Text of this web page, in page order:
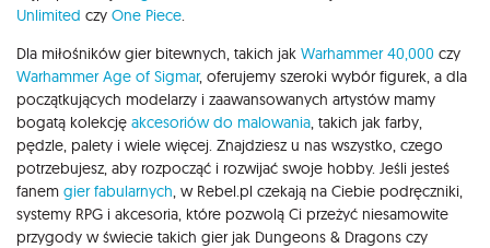
Unlimited czy One Piece.
Dla miłośników gier bitewnych, takich jak Warhammer 40,000 czy
Warhammer Age of Sigmar, oferujemy szeroki wybór figurek, a dla
początkujących modelarzy i zaawansowanych artystów mamy
bogatą kolekcję akcesoriów do malowania, takich jak farby,
pędzle, palety i wiele więcej. Znajdziesz u nas wszystko, czego
potrzebujesz, aby rozpocząć i rozwijać swoje hobby. Jeśli jesteś
fanem gier fabularnych, w Rebel.pl czekają na Ciebie podręczniki,
systemy RPG i akcesoria, które pozwolą Ci przeżyć niesamowite
przygody w świecie takich gier jak Dungeons & Dragons czy